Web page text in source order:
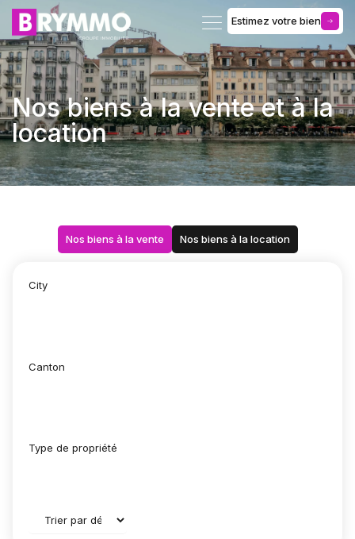
Estimez votre bien
Nos biens à la vente et à la
location
Nos biens à la vente Nos biens à la location
City
Canton
Type de propriété